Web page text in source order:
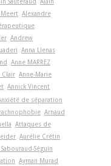
Meert Alexandre
Andrew
Anna Llenas
Anne MARREZ
Clair Anne-Marie
Annick Vincent
de séparation
Arnaud
Attaques de
Aurélie Crétin
Séguin
Ayman Murad